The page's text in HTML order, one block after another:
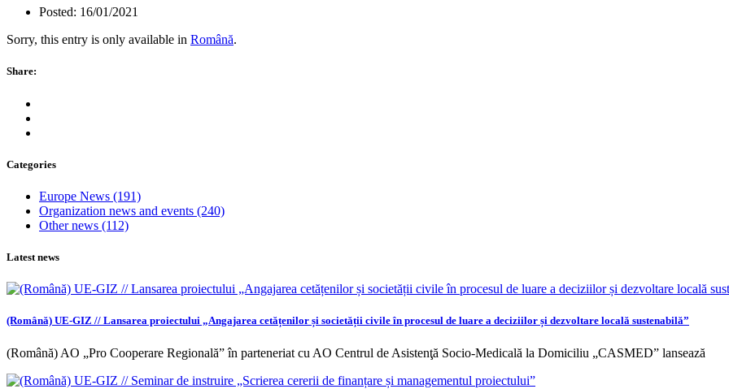
Posted: 16/01/2021
Sorry, this entry is only available in Română.
Share:
Categories
Europe News (191)
Organization news and events (240)
Other news (112)
Latest news
(Română) UE-GIZ // Lansarea proiectului „Angajarea cetățenilor și societății civile în procesul de luare a deciziilor și dezvoltare locală sustenabilă”
(Română) AO „Pro Cooperare Regională” în parteneriat cu AO Centrul de Asistenţă Socio-Medicală la Domiciliu „CASMED” lansează